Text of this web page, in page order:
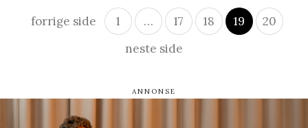
Innleggsnavigasjon
forrige side 1 … 17 18 19
20
neste side